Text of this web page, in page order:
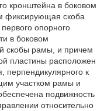
кронштейна в боковом
фиксирующая скоба
опорного
в боковом
скобы рамы, и причем
пластины расположен
перпендикулярного к
участком рамы и
подвижность
относительно